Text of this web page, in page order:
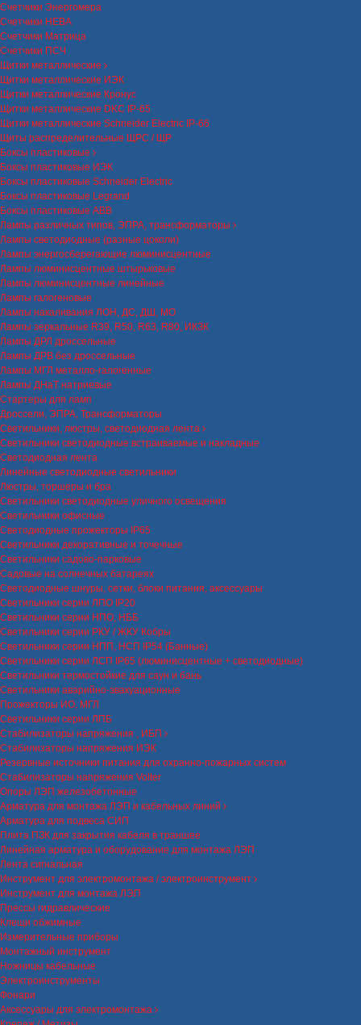
Счетчики Энергомера
Счетчики НЕВА
Счетчики Матрица
Счетчики ПСЧ
Щитки металлические
Щитки металлические ИЭК
Щитки металлические Кронус
Щитки металлические DKC IP-65
Щитки металлические Schneider Electric IP-66
Щиты распределительные ЩРС / ЩР
Боксы пластиковые
Боксы пластиковые ИЭК
Боксы пластиковые Schneider Electric
Боксы пластиковые Legrand
Боксы пластиковые ABB
Лампы различных типов, ЭПРА, трансформаторы
Лампы светодиодные (разные цоколи)
Лампы энергосберегающие люминисцентные
Лампы люминисцентные штырьковые
Лампы люминисцентные линейные
Лампы галогеновые
Лампы накаливания ЛОН, ДС, ДШ, МО
Лампы зеркальные R39, R50, R63, R80, ИКЗК
Лампы ДРЛ дроссельные
Лампы ДРВ без дроссельные
Лампы МГЛ металло-галогенные
Лампы ДНаТ натриевые
Стартеры для ламп
Дроссели, ЭПРА, Трансформаторы
Светильники, люстры, светодиодная лента
Светильники светодиодные встраиваемые и накладные
Светодиодная лента
Линейные светодиодные светильники
Люстры, торшеры и бра
Светильники светодиодные уличного освещения
Светильники офисные
Светодиодные прожекторы IP65
Светильники декоративные и точечные
Светильники садово-парковые
Садовые на солнечных батареях
Светодиодные шнуры, сетки, блоки питания, аксессуары
Светильники серии ЛПО IP20
Светильники серии НПО, НББ
Светильники серии РКУ / ЖКУ Кобры
Светильники серии НПП, НСП IP54 (Банные)
Светильники серии ЛСП IP65 (люминисцентные + светодиодные)
Светильники термостойкие для саун и бань
Светильники аварийно-эвакуационные
Прожекторы ИО, МГЛ
Светильники серии ЛПБ
Стабилизаторы напряжения , ИБП
Стабилизаторы напряжения ИЭК
Резервные источники питания для охранно-пожарных систем
Стабилизаторы напряжения Volter
Опоры ЛЭП железобетонные
Арматура для монтажа ЛЭП и кабельных линий
Арматура для подвеса СИП
Плита ПЗК для закрытия кабеля в траншее
Линейная арматура и оборудование для монтажа ЛЭП
Лента сигнальная
Инструмент для электромонтажа / электроинструмент
Инструмент для монтажа ЛЭП
Прессы гидравлические
Клещи обжимные
Измерительные приборы
Монтажный инструмент
Ножницы кабельные
Электроинструменты
Фонари
Аксессуары для электромонтажа